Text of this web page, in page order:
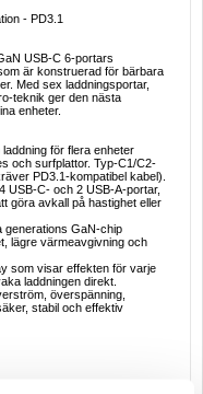
- PD3.1
USB-C 6-portars
är konstruerad för bärbara
Med sex laddningsportar,
teknik ger den nästa
enheter.
för flera enheter
och surfplattor. Typ-C1/C2-
PD3.1-kompatibel kabel).
USB-C- och 2 USB-A-portar,
göra avkall på hastighet eller
generations GaN-chip
lägre värmeavgivning och
som visar effekten för varje
laddningen direkt.
överspänning,
stabil och effektiv